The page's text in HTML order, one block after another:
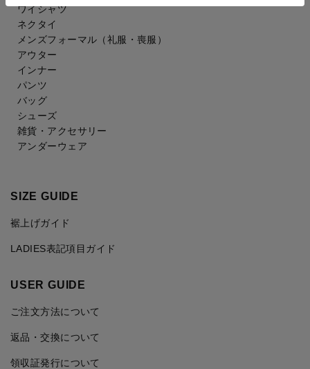
ワイシャツ
ネクタイ
メンズフォーマル （礼服・喪服）
アウター
インナー
パンツ
バッグ
シューズ
雑貨・アクセサリー
アンダーウェア
SIZE GUIDE
裾上げガイド
LADIES表記項目ガイド
USER GUIDE
ご注文方法について
返品・交換について
領収証発行について